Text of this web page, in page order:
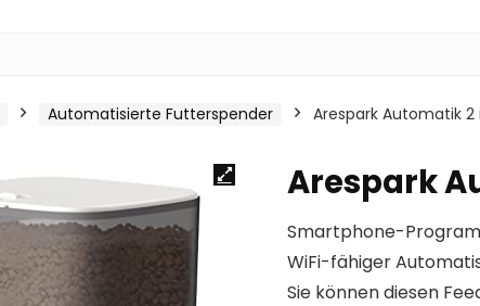
Automatisierte Futterspender Arespark Automatik 2
Arespark
Smartphone-
WiFi-fähiger
Sie können diesen